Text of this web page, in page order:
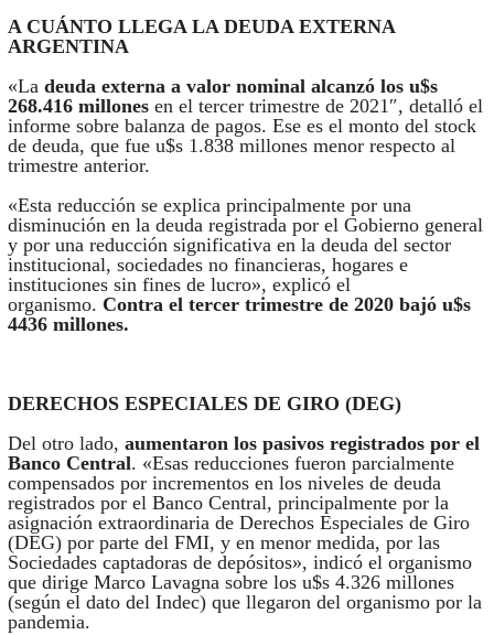
A CUÁNTO LLEGA LA DEUDA EXTERNA
ARGENTINA
«La deuda externa a valor nominal alcanzó los u$s
268.416 millonesen el tercer trimestre de 2021″, detalló el
informe sobre balanza de pagos. Ese es el monto del stock
de deuda, que fue u$s 1.838 millones menor respecto al
trimestre anterior.
«Esta reducción se explica principalmente por una
disminución en la deuda registrada por el Gobierno general
y por una reducción significativa en la deuda del sector
institucional, sociedades no financieras, hogares e
instituciones sin fines de lucro», explicó el
organismo. Contra el tercer trimestre de 2020 bajó u$s
4436 millones.
DERECHOS ESPECIALES DE GIRO (DEG)
Del otro lado, aumentaron los pasivos registrados por el
Banco Central. «Esas reducciones fueron parcialmente
compensados por incrementos en los niveles de deuda
registrados por el Banco Central, principalmente por la
asignación extraordinaria de Derechos Especiales de Giro
(DEG) por parte del FMI, y en menor medida, por las
Sociedades captadoras de depósitos», indicó el organismo
que dirige Marco Lavagna sobre los u$s 4.326 millones
(según el dato del Indec) que llegaron del organismo por la
pandemia.